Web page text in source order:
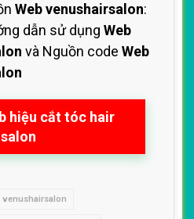
Web venushairsalon:
dẫn sử dụng Web
và Nguồn code Web
hiệu cắt tóc hair
salon
venushairsalon